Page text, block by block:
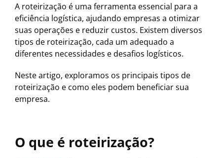
A roteirização é uma ferramenta essencial para a
eficiência logística, ajudando empresas a otimizar
suas operações e reduzir custos. Existem diversos
tipos de roteirização, cada um adequado a
diferentes necessidades e desafios logísticos.
Neste artigo, exploramos os principais tipos de
roteirização e como eles podem beneficiar sua
empresa.
O que é roteirização?